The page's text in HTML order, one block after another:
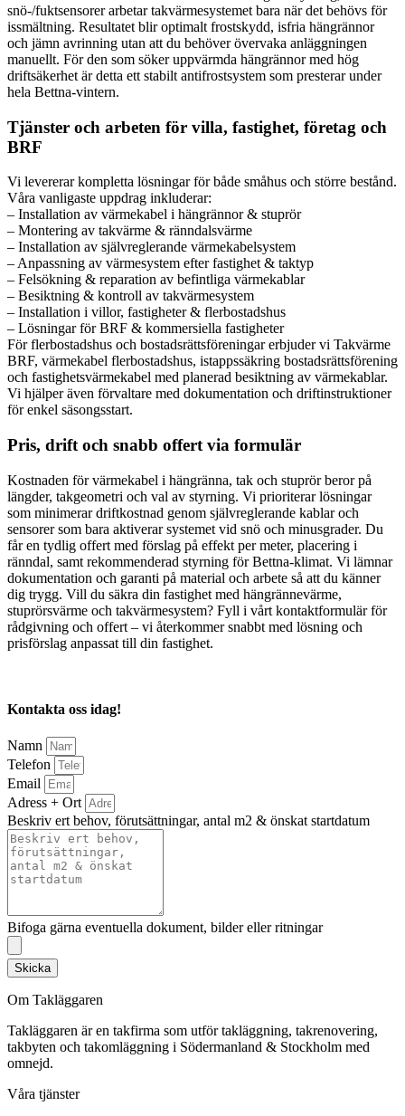
snö-/fuktsensorer arbetar takvärmesystemet bara när det behövs för
issmältning. Resultatet blir optimalt frostskydd, isfria hängrännor
och jämn avrinning utan att du behöver övervaka anläggningen
manuellt. För den som söker uppvärmda hängrännor med hög
driftsäkerhet är detta ett stabilt antifrostsystem som presterar under
hela Bettna-vintern.
Tjänster och arbeten för villa, fastighet, företag och
BRF
Vi levererar kompletta lösningar för både småhus och större bestånd.
Våra vanligaste uppdrag inkluderar:
– Installation av värmekabel i hängrännor & stuprör
– Montering av takvärme & ränndalsvärme
– Installation av självreglerande värmekabelsystem
– Anpassning av värmesystem efter fastighet & taktyp
– Felsökning & reparation av befintliga värmekablar
– Besiktning & kontroll av takvärmesystem
– Installation i villor, fastigheter & flerbostadshus
– Lösningar för BRF & kommersiella fastigheter
För flerbostadshus och bostadsrättsföreningar erbjuder vi Takvärme
BRF, värmekabel flerbostadshus, istappssäkring bostadsrättsförening
och fastighetsvärmekabel med planerad besiktning av värmekablar.
Vi hjälper även förvaltare med dokumentation och driftinstruktioner
för enkel säsongsstart.
Pris, drift och snabb offert via formulär
Kostnaden för värmekabel i hängränna, tak och stuprör beror på
längder, takgeometri och val av styrning. Vi prioriterar lösningar
som minimerar driftkostnad genom självreglerande kablar och
sensorer som bara aktiverar systemet vid snö och minusgrader. Du
får en tydlig offert med förslag på effekt per meter, placering i
ränndal, samt rekommenderad styrning för Bettna-klimat. Vi lämnar
dokumentation och garanti på material och arbete så att du känner
dig trygg. Vill du säkra din fastighet med hängrännevärme,
stuprörsvärme och takvärmesystem? Fyll i vårt kontaktformulär för
rådgivning och offert – vi återkommer snabbt med lösning och
prisförslag anpassat till din fastighet.
Kontakta oss idag!
Namn
Telefon
Email
Adress + Ort
Beskriv ert behov, förutsättningar, antal m2 & önskat startdatum
Bifoga gärna eventuella dokument, bilder eller ritningar
Skicka
Om Takläggaren
Takläggaren är en takfirma som utför takläggning, takrenovering,
takbyten och takomläggning i Södermanland & Stockholm med
omnejd.
Våra tjänster